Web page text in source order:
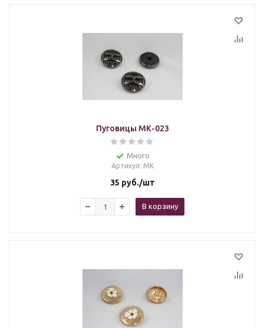
Пуговицы МК-023
Много
Артикул: МК
35 руб./шт
В корзину